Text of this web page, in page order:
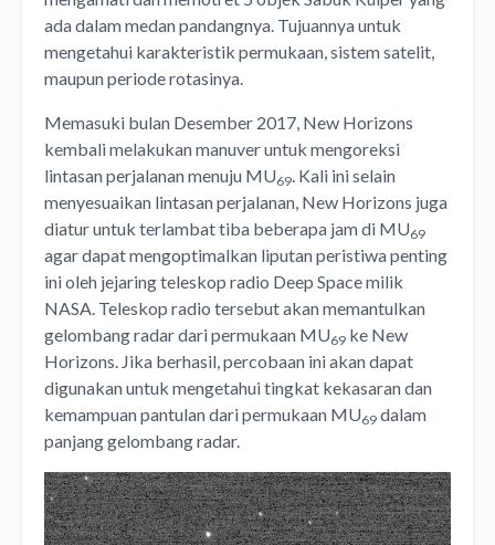
ada dalam medan pandangnya. Tujuannya untuk
mengetahui karakteristik permukaan, sistem satelit,
maupun periode rotasinya.
Memasuki bulan Desember 2017, New Horizons
kembali melakukan manuver untuk mengoreksi
lintasan perjalanan menuju MU69. Kali ini selain
menyesuaikan lintasan perjalanan, New Horizons juga
diatur untuk terlambat tiba beberapa jam di MU69
agar dapat mengoptimalkan liputan peristiwa penting
ini oleh jejaring teleskop radio Deep Space milik
NASA. Teleskop radio tersebut akan memantulkan
gelombang radar dari permukaan MU69 ke New
Horizons. Jika berhasil, percobaan ini akan dapat
digunakan untuk mengetahui tingkat kekasaran dan
kemampuan pantulan dari permukaan MU69 dalam
panjang gelombang radar.